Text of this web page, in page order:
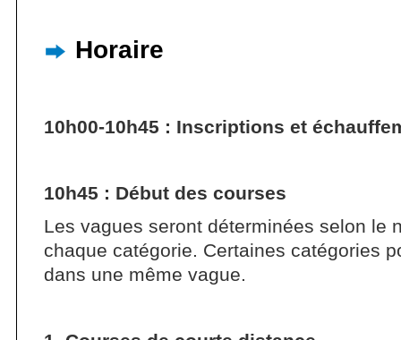
Horaire
10h00-10h45 : Inscriptions et
10h45 : Début des courses
Les vagues seront déterminées selon le
chaque catégorie. Certaines catégories
dans une même vague.